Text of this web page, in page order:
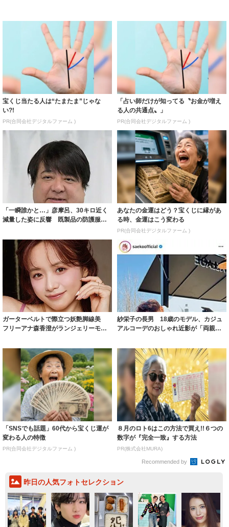
宝くじ当たる人は“たまたま”じゃな
い?!
PR(合同会社デジタルファーム )
「占い師だけが知ってる〝お金が増え
る人の共通点〟」
PR(合同会社デジタルファーム )
「一瞬誰かと…」彦摩呂、30キロ近く
減量した姿に反響 既製品の防護服が
あなたの金運はどう？宝くじに縁があ
る時、金運はこう変わる
PR(合同会社デジタルファーム )
ガーターベルトで際立つ妖艶脚線美
フリーアナ森香澄がランジェリーモデ
紗栄子の長男 18歳のモデル、カジュ
アルコーデのおしゃれ近影が「両親の
「SNSでも話題」60代から宝くじ運が
変わる人の特徴
PR(合同会社デジタルファーム )
８月のロト6はこの方法で買え!!６つの
数字が『完全一致』する方法
PR(株式会社MURA)
Recommended by
昨日の人気フォトセレクション